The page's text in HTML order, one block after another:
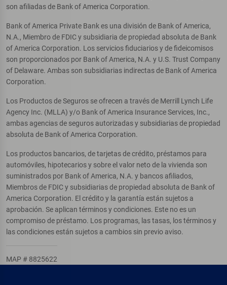
son afiliadas de Bank of America Corporation.
Bank of America Private Bank es una división de Bank of America,
N.A., Miembro de FDIC y subsidiaria de propiedad absoluta de Bank
of America Corporation. Los servicios fiduciarios y de fideicomisos
son proporcionados por Bank of America, N.A. y U.S. Trust Company
of Delaware. Ambas son subsidiarias indirectas de Bank of America
Corporation.
Los Productos de Seguros se ofrecen a través de Merrill Lynch Life
Agency Inc. (MLLA) y/o Bank of America Insurance Services, Inc.,
ambas agencias de seguros autorizadas y subsidiarias de propiedad
absoluta de Bank of America Corporation.
Los productos bancarios, de tarjetas de crédito, préstamos para
automóviles, hipotecarios y sobre el valor neto de la vivienda son
suministrados por Bank of America, N.A. y bancos afiliados,
Miembros de FDIC y subsidiarias de propiedad absoluta de Bank of
America Corporation. El crédito y la garantía están sujetos a
aprobación. Se aplican términos y condiciones. Este no es un
compromiso de préstamo. Los programas, las tasas, los términos y
las condiciones están sujetos a cambios sin previo aviso.
MAP # 8825622